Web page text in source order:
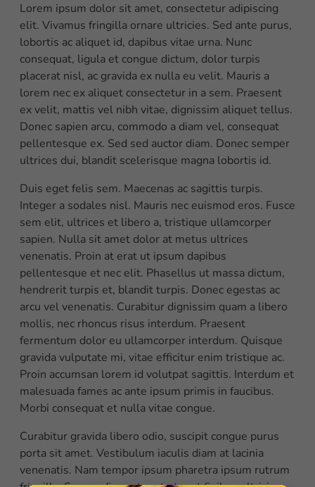
Lorem ipsum dolor sit amet, consectetur adipiscing
elit. Vivamus fringilla ornare ultricies. Sed ante purus,
lobortis ac aliquet id, dapibus vitae urna. Nunc
consequat, ligula et congue dictum, dolor turpis
placerat nisl, ac gravida ex nulla eu velit. Mauris a
lorem nec ex aliquet consectetur in a sem. Praesent
ex velit, mattis vel nibh vitae, dignissim aliquet tellus.
Donec sapien arcu, commodo a diam vel, consequat
pellentesque ex. Sed sed auctor diam. Donec semper
ultrices dui, blandit scelerisque magna lobortis id.
Duis eget felis sem. Maecenas ac sagittis turpis.
Integer a sodales nisl. Mauris nec euismod eros. Fusce
sem elit, ultrices et libero a, tristique ullamcorper
sapien. Nulla sit amet dolor at metus ultrices
venenatis. Proin at erat ut ipsum dapibus
pellentesque et nec elit. Phasellus ut massa dictum,
hendrerit turpis et, blandit turpis. Donec egestas ac
arcu vel venenatis. Curabitur dignissim quam a libero
mollis, nec rhoncus risus interdum. Praesent
fermentum dolor eu ullamcorper interdum. Quisque
gravida vulputate mi, vitae efficitur enim tristique ac.
Proin accumsan lorem id volutpat sagittis. Interdum et
malesuada fames ac ante ipsum primis in faucibus.
Morbi consequat et nulla vitae congue.
Curabitur gravida libero odio, suscipit congue purus
porta sit amet. Vestibulum iaculis diam at lacinia
venenatis. Nam tempor ipsum pharetra ipsum rutrum